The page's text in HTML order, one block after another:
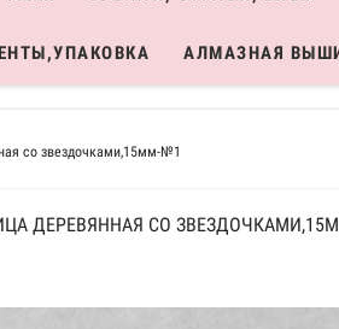
АЛМАЗНАЯ
со звездочками,15мм-№1
ДЕРЕВЯННАЯ СО